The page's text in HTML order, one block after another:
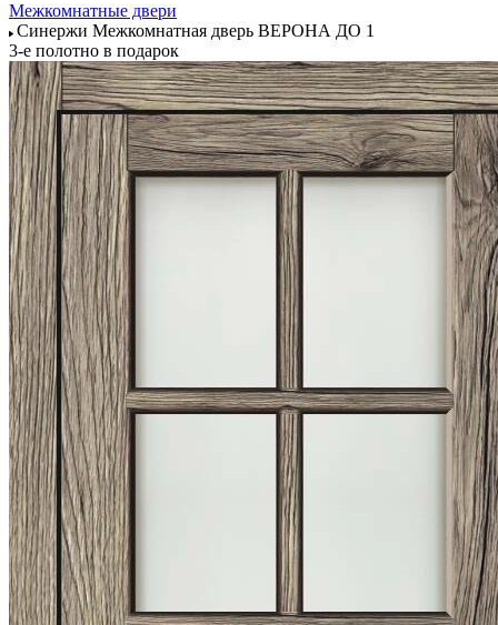
Межкомнатные двери
Синержи Межкомнатная дверь ВЕРОНА ДО 1
3-е полотно в подарок